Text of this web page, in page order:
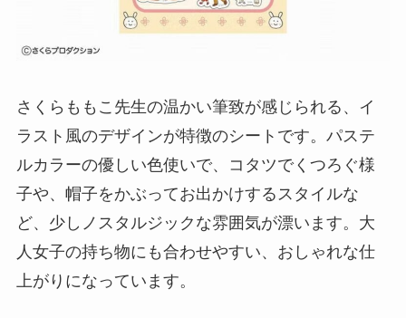
さくらももこ先生の温かい筆致が感じられる、イ
ラスト風のデザインが特徴のシートです。パステ
ルカラーの優しい色使いで、コタツでくつろぐ様
子や、帽子をかぶってお出かけするスタイルな
ど、少しノスタルジックな雰囲気が漂います。大
人女子の持ち物にも合わせやすい、おしゃれな仕
上がりになっています。